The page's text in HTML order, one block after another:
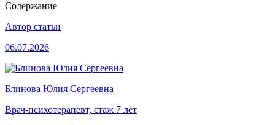
Содержание
Автор статьи
06.07.2026
Блинова Юлия Сергеевна
Врач-психотерапевт, стаж 7 лет